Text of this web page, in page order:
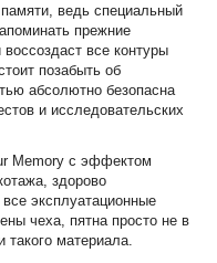
ведь специальный
прежние
все контуры
позабыть об
абсолютно безопасна
и исследовательских
Memory с эффектом
здорово
эксплуатационные
чеха, пятна просто не в
такого материала.